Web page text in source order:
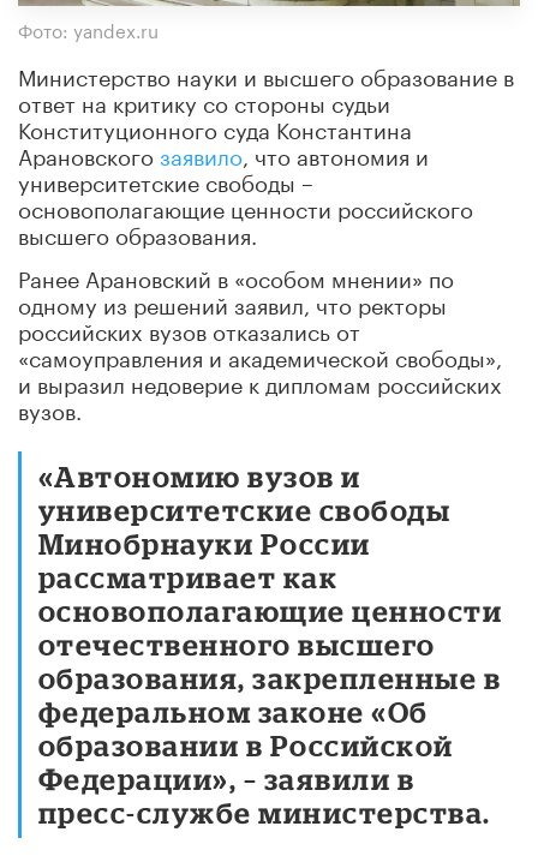
Фото: yandex.ru
Министерство науки и высшего образование в
ответ на критику со стороны судьи
Конституционного суда Константина
Арановскогозаявило, что автономия и
университетские свободы –
основополагающие ценности российского
высшего образования.
Ранее Арановский в «особом мнении» по
одному из решений заявил, что ректоры
российских вузов отказались от
«самоуправления и академической свободы»,
и выразил недоверие к дипломам российских
вузов.
«Автономию вузов и
университетские свободы
Минобрнауки России
рассматривает как
основополагающие ценности
отечественного высшего
образования, закрепленные в
федеральном законе «Об
образовании в Российской
Федерации», – заявили в
пресс-службе министерства.